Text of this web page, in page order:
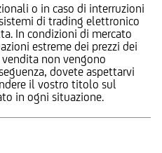
o in caso di interruzioni
di trading elettronico
In condizioni di mercato
estreme dei prezzi dei
non vengono
dovete aspettarvi
il vostro titolo sul
in ogni situazione.